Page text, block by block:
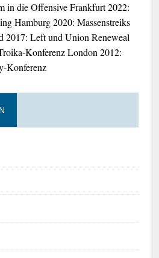
in die OffensiveFrankfurt 2022:
Hamburg 2020: Massenstreiks
2017: Left und Union Reneweal
KonferenzLondon 2012:
Konferenz